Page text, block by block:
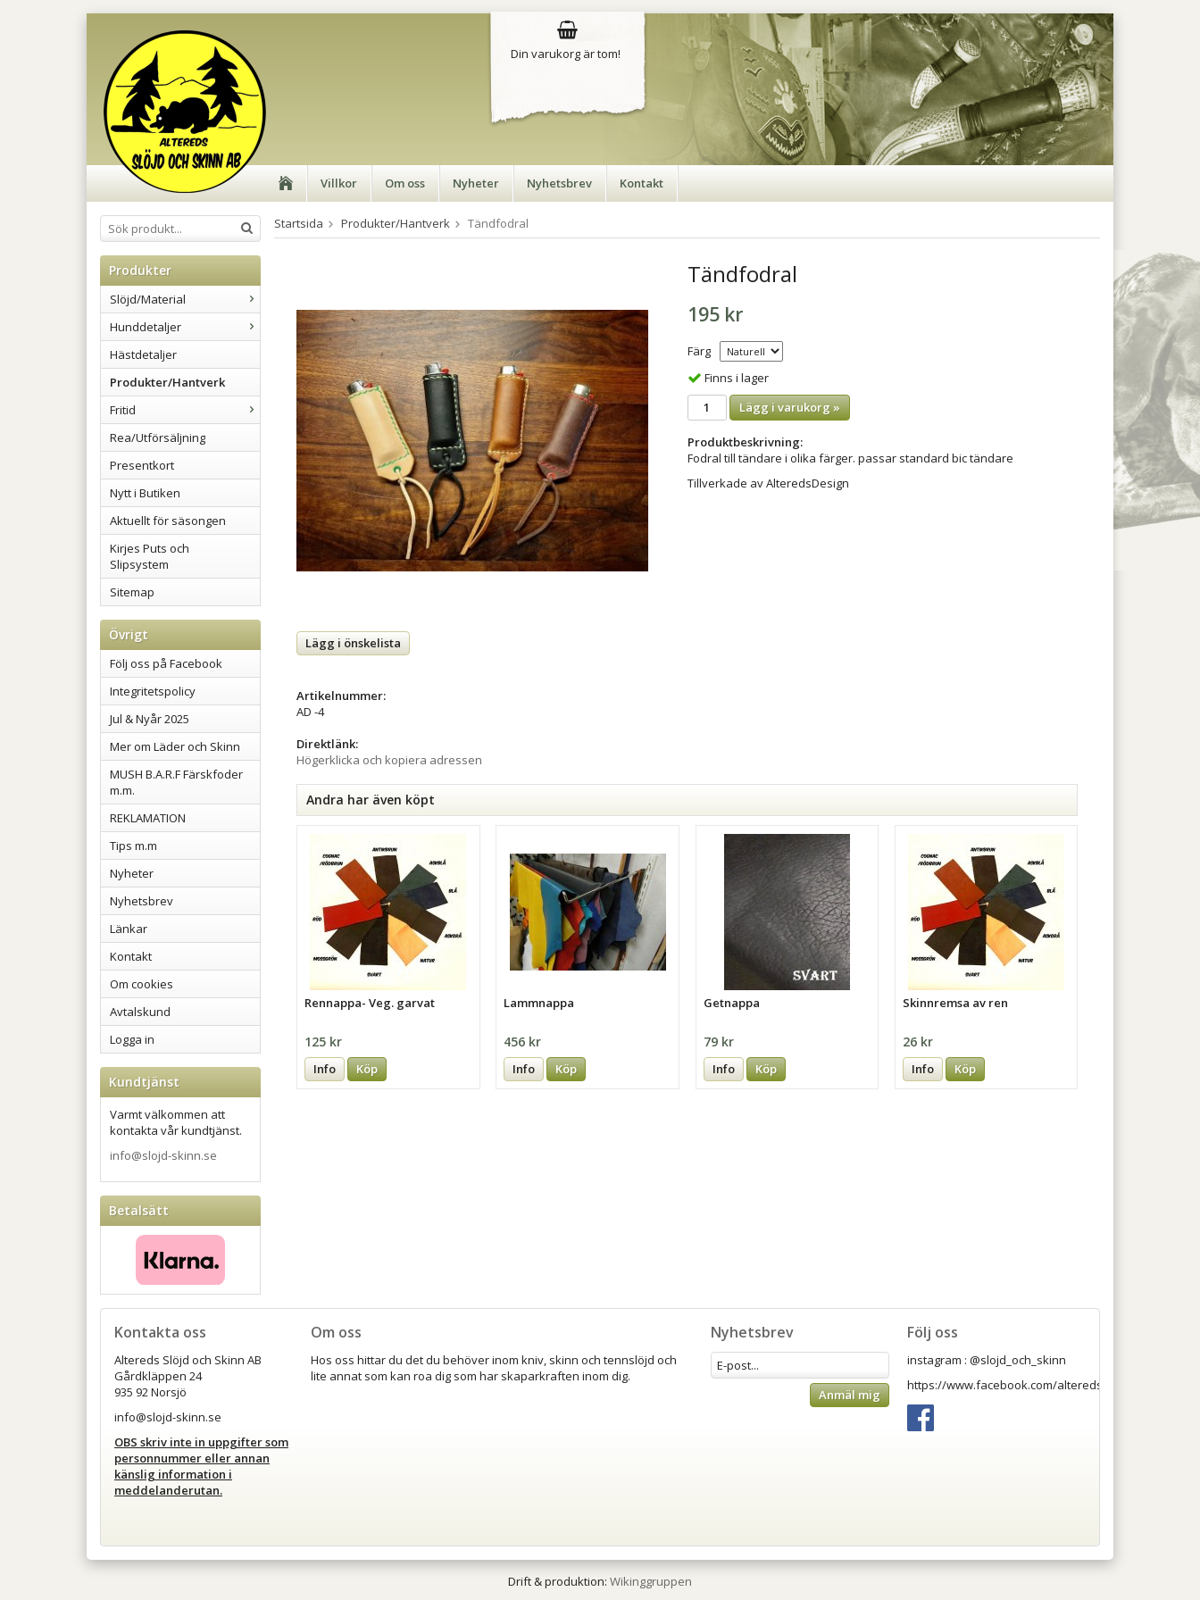
Din varukorg är tom!
Villkor Om oss Nyheter Nyhetsbrev Kontakt
Produkter
Slöjd/Material
Hunddetaljer
Hästdetaljer
Produkter/Hantverk
Fritid
Rea/Utförsäljning
Presentkort
Nytt i Butiken
Aktuellt för säsongen
Kirjes Puts och
Slipsystem
Sitemap
Övrigt
Följ oss på Facebook
Integritetspolicy
Jul & Nyår 2025
Mer om Läder och Skinn
MUSH B.A.R.F Färskfoder
m.m.
REKLAMATION
Tips m.m
Nyheter
Nyhetsbrev
Länkar
Kontakt
Om cookies
Avtalskund
Logga in
Kundtjänst
Varmt välkommen att
kontakta vår kundtjänst.
info@slojd-skinn.se
Betalsätt
Startsida Produkter/Hantverk Tändfodral
Tändfodral
195 kr
Färg
Finns i lager
Lägg i varukorg »
Produktbeskrivning:
Fodral till tändare i olika färger. passar standard bic tändare
Tillverkade av AlteredsDesign
Lägg i önskelista
Artikelnummer:
AD -4
Direktlänk:
Högerklicka och kopiera adressen
Andra har även köpt
Rennappa- Veg. garvat
125 kr
Info Köp
Lammnappa
456 kr
Info Köp
Getnappa
79 kr
Info Köp
Skinnremsa av ren
26 kr
Info Köp
Kontakta oss
Altereds Slöjd och Skinn AB
Gårdkläppen 24
935 92 Norsjö
info@slojd-skinn.se
OBS skriv inte in uppgifter som
personnummer eller annan
känslig information i
meddelanderutan.
Följ oss
instagram : @slojd_och_skinn
https://www.facebook.com/alteredsslojdochskinnab
Nyhetsbrev
Anmäl mig
Om oss
Hos oss hittar du det du behöver inom kniv, skinn och tennslöjd och
lite annat som kan roa dig som har skaparkraften inom dig.
Drift & produktion: Wikinggruppen